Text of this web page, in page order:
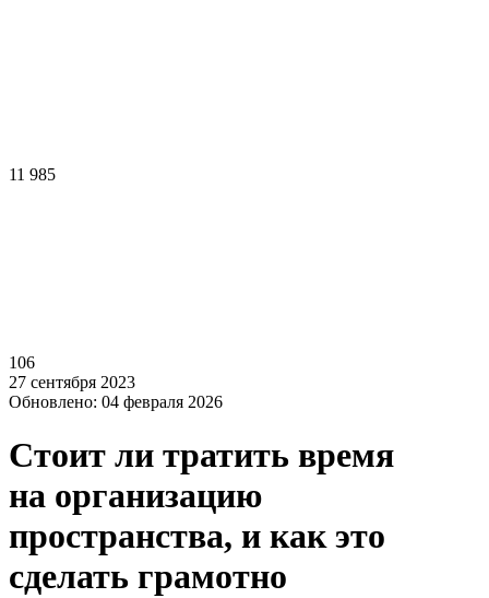
11 985
106
27 сентября 2023
Обновлено: 04 февраля 2026
Стоит ли тратить время
на организацию
пространства, и как это
сделать грамотно